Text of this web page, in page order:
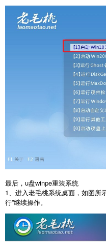
最后，u盘winpe重装系统
1、进入老毛桃系统桌面，如图所
行”继续操作。